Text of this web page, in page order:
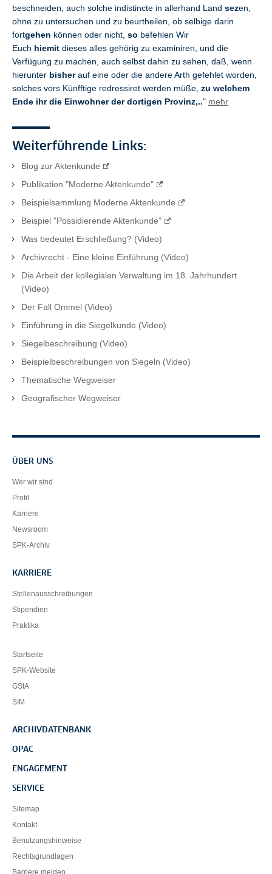
beschneiden, auch solche indistincte in allerhand Land sezen,
ohne zu untersuchen und zu beurtheilen, ob selbige darin
fortgehen können oder nicht, so befehlen Wir
Euch hiemit dieses alles gehörig zu examiniren, und die
Verfügung zu machen, auch selbst dahin zu sehen, daß, wenn
hierunter bisherauf eine oder die andere Arth gefehlet worden,
solches vors Künfftige redressiret werden müße, zu welchem
Ende ihr die Einwohner der dortigen Provinz,.." mehr
Weiterführende Links:
Blog zur Aktenkunde
Publikation "Moderne Aktenkunde"
Beispielsammlung Moderne Aktenkunde
Beispiel "Possidierende Aktenkunde"
Was bedeutet Erschließung? (Video)
Archivrecht - Eine kleine Einführung (Video)
Die Arbeit der kollegialen Verwaltung im 18. Jahrhundert
(Video)
Der Fall Ommel (Video)
Einführung in die Siegelkunde (Video)
Siegelbeschreibung (Video)
Beispielbeschreibungen von Siegeln (Video)
Thematische Wegweiser
Geografischer Wegweiser
Servicenavigation
ÜBER UNS
Wer wir sind
Profil
Karriere
Newsroom
SPK-Archiv
KARRIERE
Stellenausschreibungen
Stipendien
Praktika
Startseite
SPK-Website
GStA
SIM
ARCHIVDATENBANK
OPAC
ENGAGEMENT
SERVICE
Sitemap
Kontakt
Benutzungshinweise
Rechtsgrundlagen
Barriere melden